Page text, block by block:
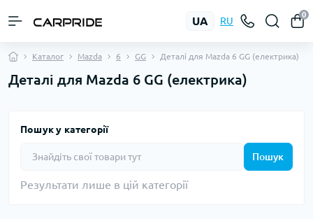
UA RU
0
Каталог Mazda 6 GG Деталі для Mazda 6 GG (електрика)
Деталі для Mazda 6 GG (електрика)
Пошук у категорії
Пошук
Результати лише в цій категорії